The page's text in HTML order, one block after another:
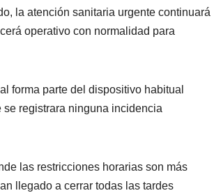
la atención sanitaria urgente continuará
operativo con normalidad para
forma parte del dispositivo habitual
registrara ninguna incidencia
las restricciones horarias son más
llegado a cerrar todas las tardes